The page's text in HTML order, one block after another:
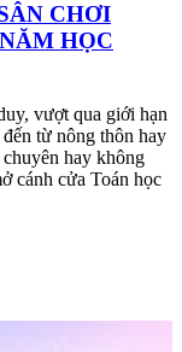
CHƠI
HỌC
vượt qua giới hạn
từ nông thôn hay
hay không
cánh cửa Toán học